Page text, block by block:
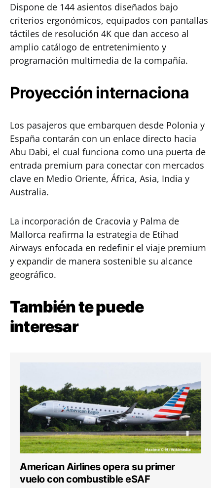
Dispone de 144 asientos diseñados bajo
criterios ergonómicos, equipados con pantallas
táctiles de resolución 4K que dan acceso al
amplio catálogo de entretenimiento y
programación multimedia de la compañía.
Proyección internaciona
Los pasajeros que embarquen desde Polonia y
España contarán con un enlace directo hacia
Abu Dabi, el cual funciona como una puerta de
entrada premium para conectar con mercados
clave en Medio Oriente, África, Asia, India y
Australia.
La incorporación de Cracovia y Palma de
Mallorca reafirma la estrategia de Etihad
Airways enfocada en redefinir el viaje premium
y expandir de manera sostenible su alcance
geográfico.
También te puede
interesar
American Airlines opera su primer
vuelo con combustible eSAF